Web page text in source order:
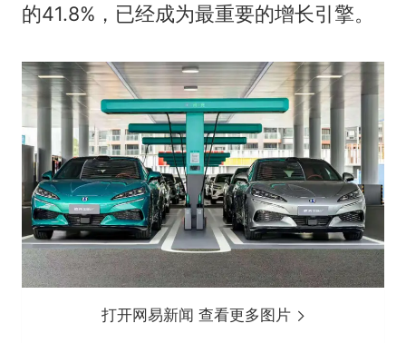
的41.8%，已经成为最重要的增长引擎。
打开网易新闻 查看更多图片